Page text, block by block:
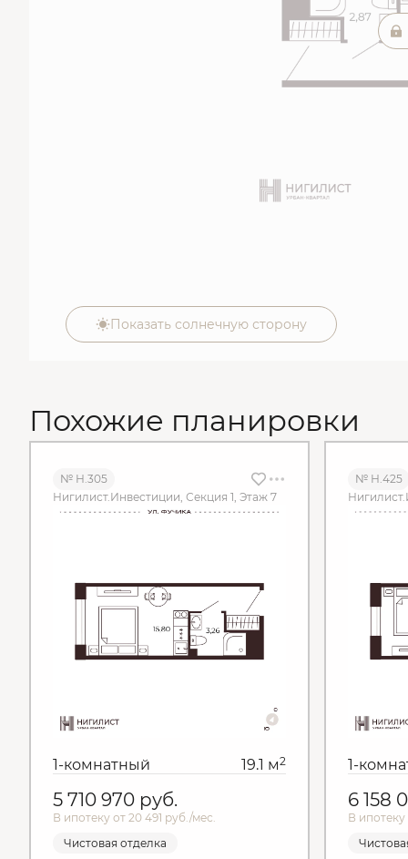
Показать солнечную сторону
Похожие планировки
№ Н.305
Нигилист.Инвестиции, Секция 1, Этаж 7
1-комнатный 19.1 м2
5 710 970 руб.
В ипотеку от 20 491 руб./мес.
Чистовая отделка
№ Н.425
1-
6 158
В ипотеку